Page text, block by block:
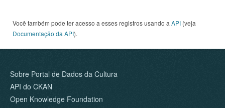
Você também pode ter acesso a esses registros usando a API (veja
Documentação da API).
Sobre Portal de Dados da Cultura
API do CKAN
Open Knowledge Foundation